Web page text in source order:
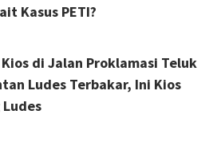
Kasus PETI?
di Jalan Proklamasi Teluk
Ludes Terbakar, Ini Kios
Ludes